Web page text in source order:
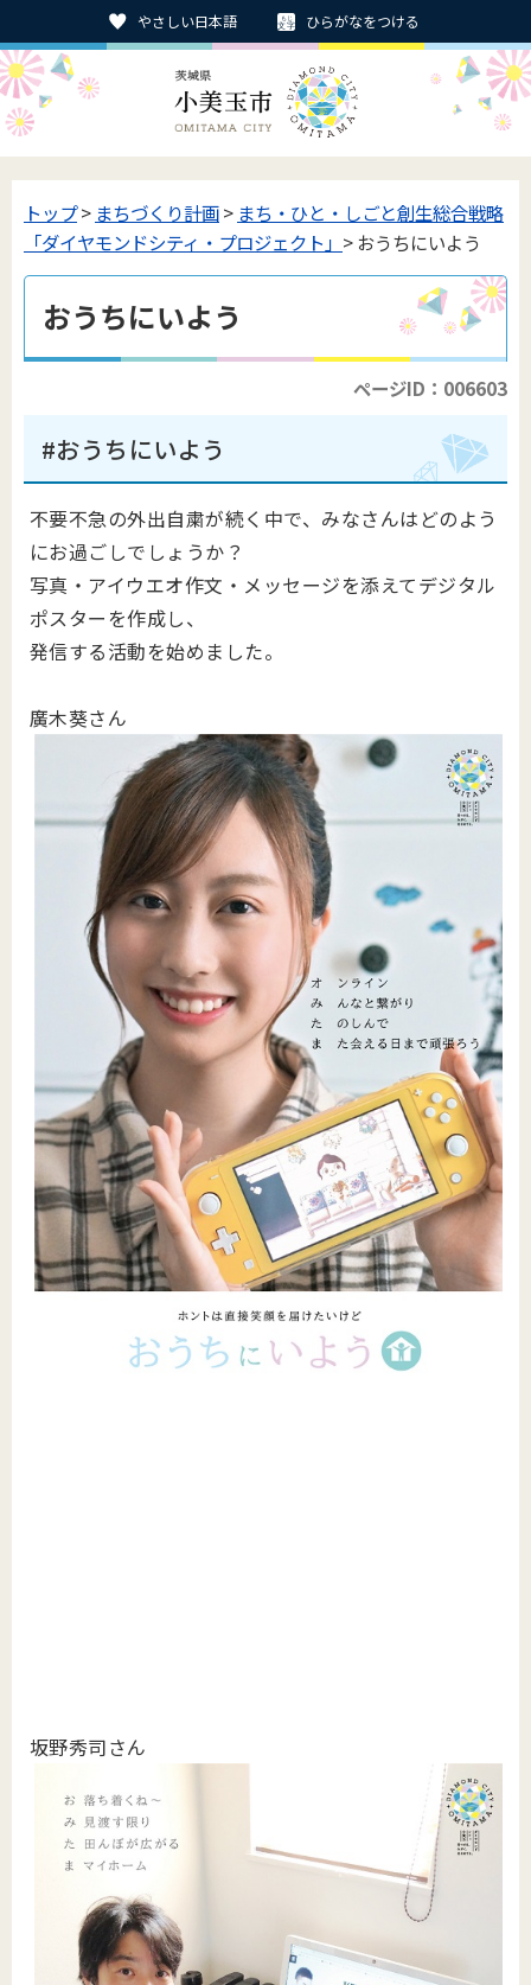
やさしい日本語 ひらがなをつける
トップ> まちづくり計画> まち・ひと・しごと創生総合戦略
「ダイヤモンドシティ・プロジェクト」 > おうちにいよう
おうちにいよう
ページID：006603
#おうちにいよう
不要不急の外出自粛が続く中で、みなさんはどのよう
にお過ごしでしょうか？
写真・アイウエオ作文・メッセージを添えてデジタル
ポスターを作成し、
発信する活動を始めました。
廣木葵さん
坂野秀司さん